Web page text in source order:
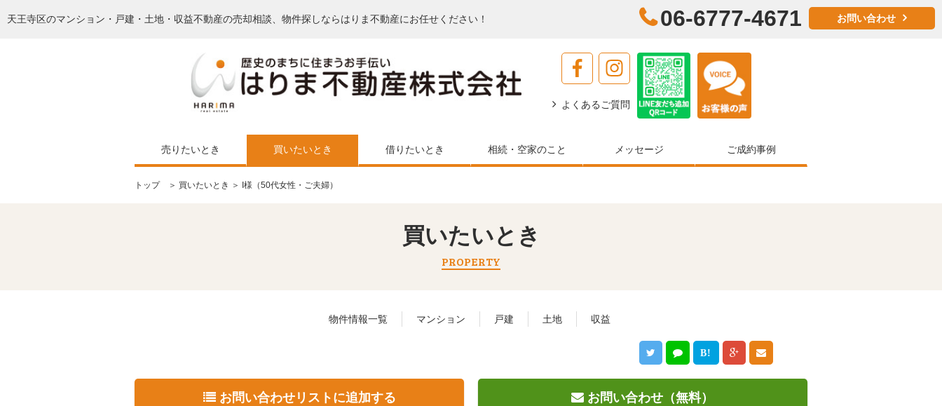
天王寺区のマンション・戸建・土地・収益不動産の売却相談、物件探しならはりま不動産にお任せください！ 06-6777-4671 お問い合わせ
よくあるご質問
売りたいとき 買いたいとき 借りたいとき 相続・空家のこと メッセージ ご成約事例
トップ＞ 買いたいとき ＞ I様（50代女性・ご夫婦）
買いたいとき
PROPERTY
物件情報一覧 マンション 戸建 土地 収益
B!
お問い合わせリストに追加する お問い合わせ（無料）